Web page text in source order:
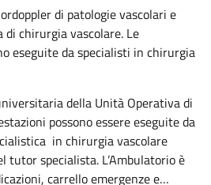
di patologie vascolari e
chirurgia vascolare. Le
eseguite da specialisti in chirurgia
della Unità Operativa di
possono essere eseguite da
in chirurgia vascolare
tutor specialista. L’Ambulatorio è
carrello emergenze e